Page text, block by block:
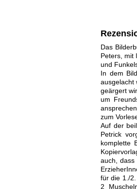
Das
Peters, mit
und
In dem
ausgelacht
geärgert
um
zum
Auf der
Petrick
komplette
auch, dass
für die 1./
2